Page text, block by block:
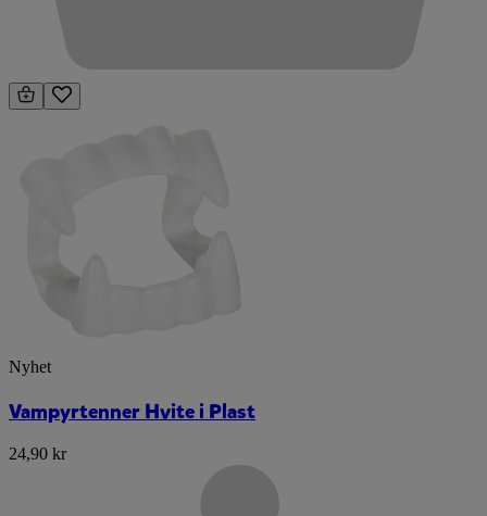
Nyhet
Vampyrtenner Hvite i Plast
24,90 kr